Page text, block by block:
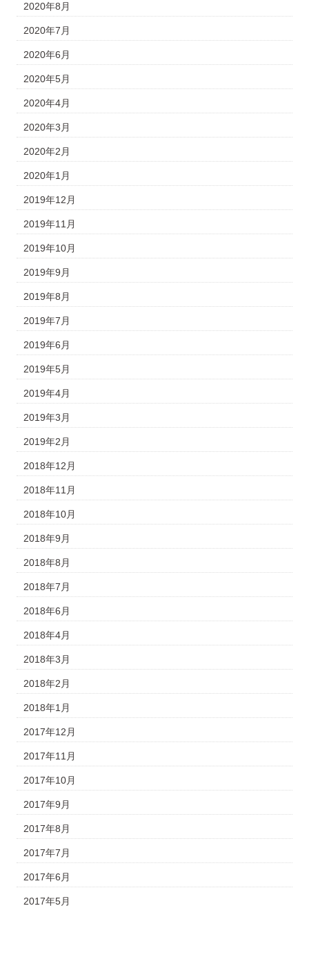
2020年8月
2020年7月
2020年6月
2020年5月
2020年4月
2020年3月
2020年2月
2020年1月
2019年12月
2019年11月
2019年10月
2019年9月
2019年8月
2019年7月
2019年6月
2019年5月
2019年4月
2019年3月
2019年2月
2018年12月
2018年11月
2018年10月
2018年9月
2018年8月
2018年7月
2018年6月
2018年4月
2018年3月
2018年2月
2018年1月
2017年12月
2017年11月
2017年10月
2017年9月
2017年8月
2017年7月
2017年6月
2017年5月